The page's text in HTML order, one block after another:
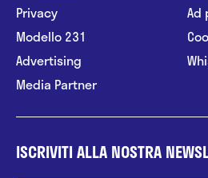
Privacy
Modello 231
Advertising
Media Partner
Ad
ISCRIVITI ALLA NOSTRA